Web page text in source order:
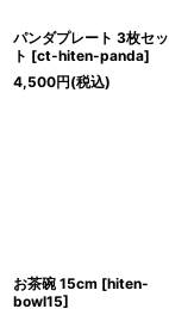
パンダプレート 3枚セッ
ト [ct-hiten-panda]
4,500円(税込)
お茶碗 15cm [hiten-
bowl15]